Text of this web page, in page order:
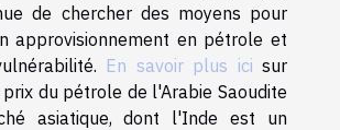
de chercher des moyens pour
approvisionnement en pétrole et
En savoir plus ici sur
du pétrole de l'Arabie Saoudite
asiatique, dont l'Inde est un